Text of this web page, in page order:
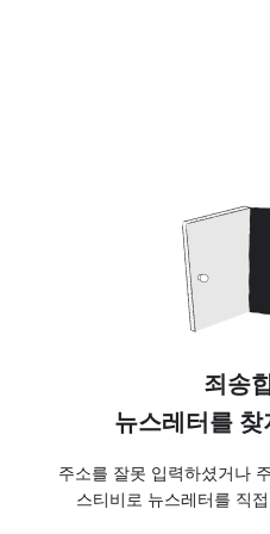
죄송
뉴스레터를
주소를 잘못 입력하셨거나
스티비로 뉴스레터를 직